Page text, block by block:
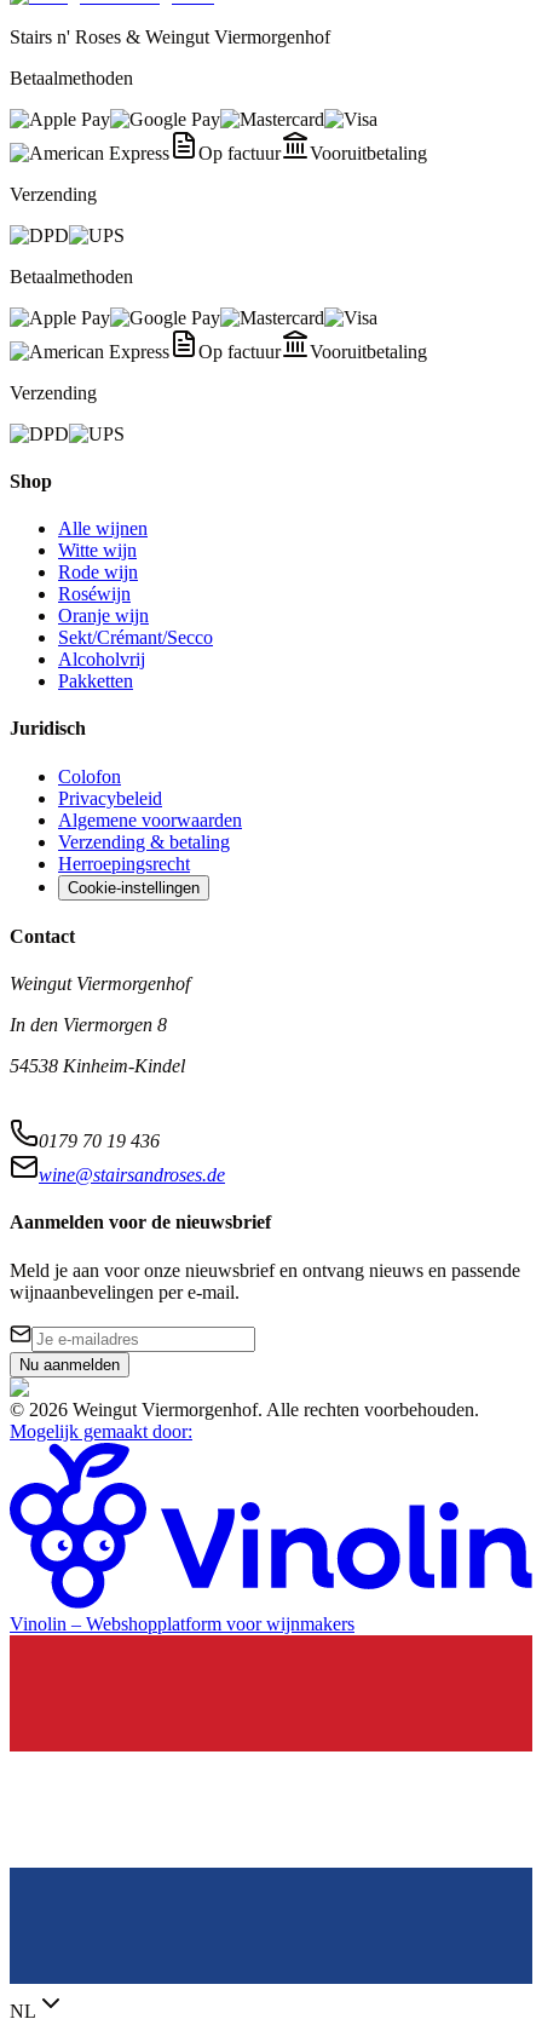
Stairs n' Roses & Weingut Viermorgenhof
Betaalmethoden
Op factuur
Vooruitbetaling
Verzending
Betaalmethoden
Op factuur
Vooruitbetaling
Verzending
Shop
Alle wijnen
Witte wijn
Rode wijn
Roséwijn
Oranje wijn
Sekt/Crémant/Secco
Alcoholvrij
Pakketten
Juridisch
Colofon
Privacybeleid
Algemene voorwaarden
Verzending & betaling
Herroepingsrecht
Cookie-instellingen
Contact
Weingut Viermorgenhof
In den Viermorgen 8
54538 Kinheim-Kindel
0179 70 19 436
wine@stairsandroses.de
Aanmelden voor de nieuwsbrief
Meld je aan voor onze nieuwsbrief en ontvang nieuws en passende
wijnaanbevelingen per e-mail.
Nu aanmelden
© 2026 Weingut Viermorgenhof. Alle rechten voorbehouden.
Mogelijk gemaakt door:
Vinolin – Webshopplatform voor wijnmakers
NL